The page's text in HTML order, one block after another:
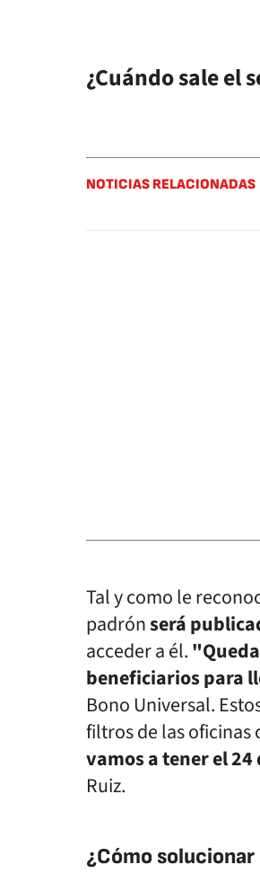
¿Cuándo sale el
NOTICIAS RELACIONADAS
Tal y como le
padrónserá
acceder a él.
beneficiarios para
Bono Universal.
filtros de las
vamos a tener el
Ruiz.
¿Cómo